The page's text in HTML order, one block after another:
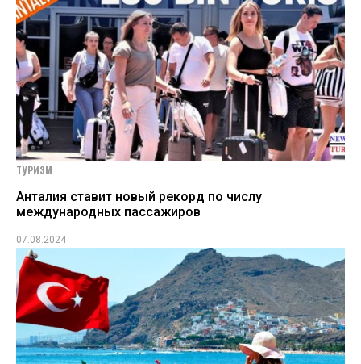
ТУРИЗМ
Анталия ставит новый рекорд по числу
международных пассажиров
07.08.2024